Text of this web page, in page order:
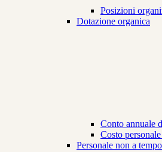
Posizioni
Dotazione organica
Conto annuale
Costo
Personale non a